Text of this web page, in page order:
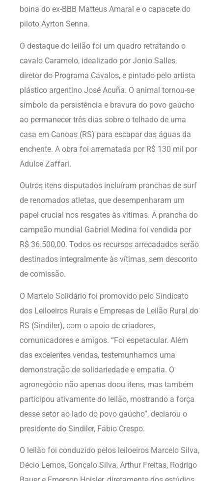
boina do ex-BBB Matteus Amaral e o capacete do
piloto Ayrton Senna.
O destaque do leilão foi um quadro retratando o
cavalo Caramelo, idealizado por Jonio Salles,
diretor do Programa Cavalos, e pintado pelo artista
plástico argentino José Acuña. O animal tornou-se
símbolo da persistência e bravura do povo gaúcho
ao permanecer três dias sobre o telhado de uma
casa em Canoas (RS) para escapar das águas da
enchente. A obra foi arrematada por R$ 130 mil por
Adulce Zaffari.
Outros itens disputados incluíram pranchas de surf
de renomados atletas, que desempenharam um
papel crucial nos resgates às vítimas. A prancha do
campeão mundial Gabriel Medina foi vendida por
R$ 36.500,00. Todos os recursos arrecadados serão
destinados integralmente às vítimas, sem desconto
de comissão.
O Martelo Solidário foi promovido pelo Sindicato
dos Leiloeiros Rurais e Empresas de Leilão Rural do
RS (Sindiler), com o apoio de criadores,
comunicadores e amigos. “Foi espetacular. Além
das excelentes vendas, testemunhamos uma
demonstração de solidariedade e empatia. O
agronegócio não apenas doou itens, mas também
participou ativamente do leilão, mostrando a força
desse setor ao lado do povo gaúcho”, declarou o
presidente do Sindiler, Fábio Crespo.
O leilão foi conduzido pelos leiloeiros Marcelo Silva,
Décio Lemos, Gonçalo Silva, Arthur Freitas, Rodrigo